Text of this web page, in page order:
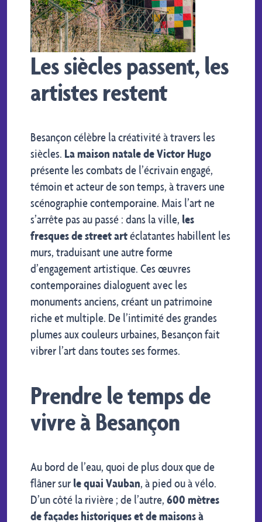
Les siècles passent, les
artistes restent
Besançon célèbre la créativité à travers les
siècles. La maison natale de Victor Hugo
présente les combats de l’écrivain engagé,
témoin et acteur de son temps, à travers une
scénographie contemporaine. Mais l’art ne
s’arrête pas au passé : dans la ville, les
fresques de street artéclatantes habillent les
murs, traduisant une autre forme
d’engagement artistique. Ces œuvres
contemporaines dialoguent avec les
monuments anciens, créant un patrimoine
riche et multiple. De l’intimité des grandes
plumes aux couleurs urbaines, Besançon fait
vibrer l’art dans toutes ses formes.
Prendre le temps de
vivre à Besançon
Au bord de l’eau, quoi de plus doux que de
flâner sur le quai Vauban, à pied ou à vélo.
D’un côté la rivière ; de l’autre, 600 mètres
de façades historiques et de maisons à